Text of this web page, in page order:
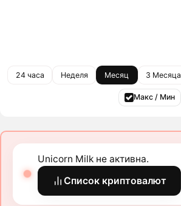
24 часа Неделя Месяц 3 Месяца
Макс / Мин
Unicorn Milk не активна.
Список криптовалют